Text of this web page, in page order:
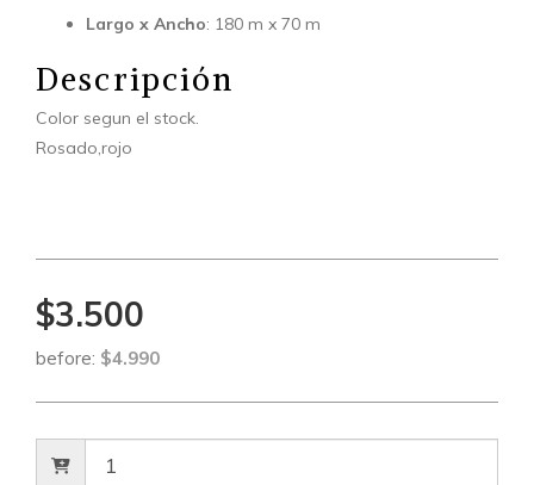
Largo x Ancho: 180 m x 70 m
Descripción
Color segun el stock.
Rosado,rojo
$3.500
before: $4.990